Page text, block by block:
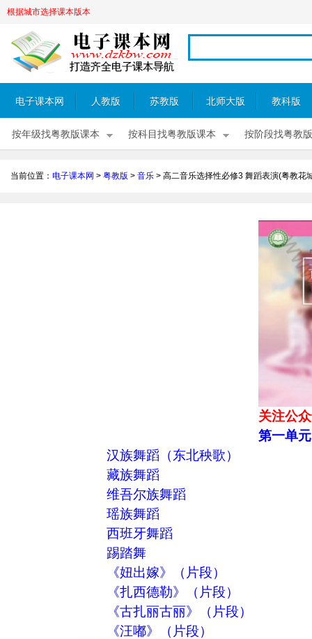
根据城市选择课本版本
电子课本网 人教版 苏教版 北师大版 教科版
按年级找粤教版课本 按科目找粤教版课本 按阶段找粤教
当前位置： 电子课本网 > 粤教版 > 音乐 > 高二音乐选择性必修3 舞蹈表演(粤教花
关注公
第一单
汉族舞蹈（东北秧歌）
藏族舞蹈
维吾尔族舞蹈
瑶族舞蹈
西班牙舞蹈
踢踏舞
《妞出嫁》（片段）
《扎西德勒》（片段）
《古扎丽古丽》（片段）
《汪嘟》（片段）